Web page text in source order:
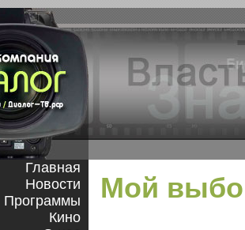
Главная
Новости
Программы
Кино
Мой